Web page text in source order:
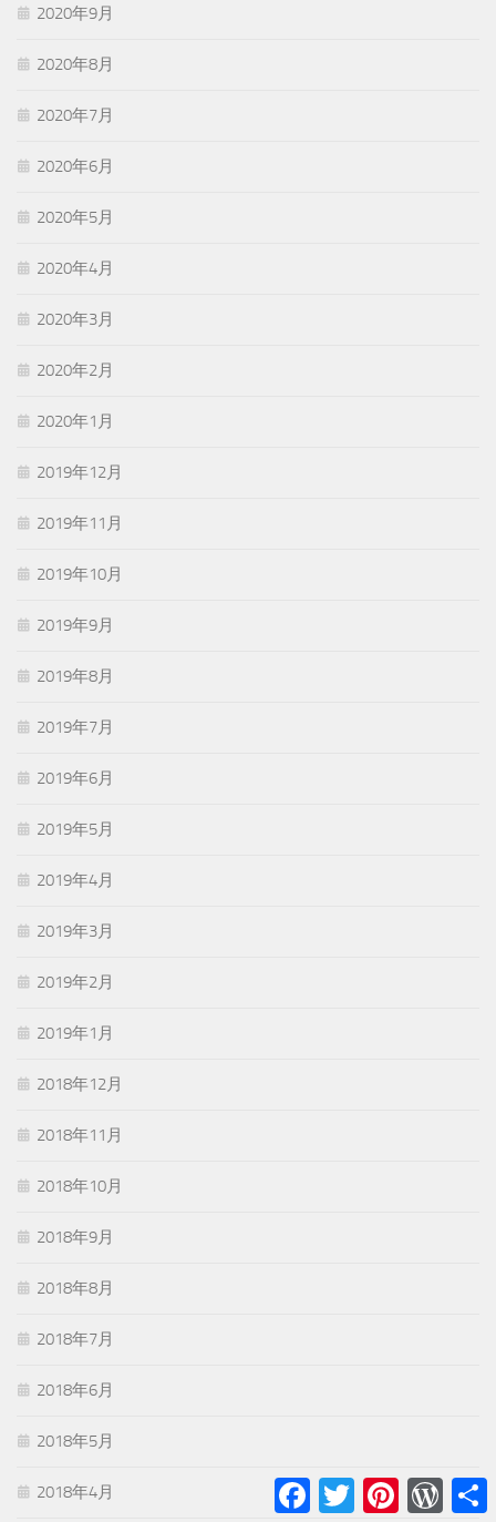
2020年9月
2020年8月
2020年7月
2020年6月
2020年5月
2020年4月
2020年3月
2020年2月
2020年1月
2019年12月
2019年11月
2019年10月
2019年9月
2019年8月
2019年7月
2019年6月
2019年5月
2019年4月
2019年3月
2019年2月
2019年1月
2018年12月
2018年11月
2018年10月
2018年9月
2018年8月
2018年7月
2018年6月
2018年5月
2018年4月 FacebookTwitter Pinterest